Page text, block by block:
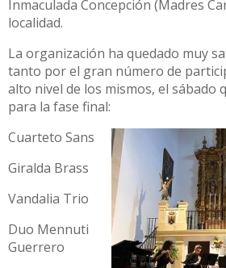
Inmaculada Concepción (Madres
localidad.
La organización ha quedado muy
tanto por el gran número de
alto nivel de los mismos, el sábado
para la fase final:
Cuarteto Sans
Giralda Brass
Vandalia Trio
Duo Mennuti
Guerrero